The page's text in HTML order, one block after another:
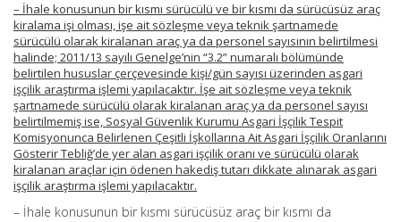
– İhale konusunun bir kısmı sürücülü ve bir kısmı da sürücüsüz araç
kiralama işi olması, işe ait sözleşme veya teknik şartnamede
sürücülü olarak kiralanan araç ya da personel sayısının belirtilmesi
halinde; 2011/13 sayılı Genelge’nin “3.2” numaralı bölümünde
belirtilen hususlar çerçevesinde kişi/gün sayısı üzerinden asgari
işçilik araştırma işlemi yapılacaktır. İşe ait sözleşme veya teknik
şartnamede sürücülü olarak kiralanan araç ya da personel sayısı
belirtilmemiş ise, Sosyal Güvenlik Kurumu Asgari İşçilik Tespit
Komisyonunca Belirlenen Çeşitli İşkollarına Ait Asgari İşçilik Oranlarını
Gösterir Tebliğ’de yer alan asgari işçilik oranı ve sürücülü olarak
kiralanan araçlar için ödenen hakediş tutarı dikkate alınarak asgari
işçilik araştırma işlemi yapılacaktır.
– İhale konusunun bir kısmı sürücüsüz araç bir kısmı da